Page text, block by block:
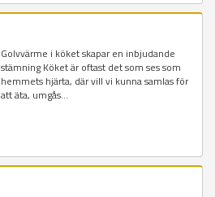
Golvvärme i köket skapar en inbjudande
stämning Köket är oftast det som ses som
hemmets hjärta, där vill vi kunna samlas för
att äta, umgås...